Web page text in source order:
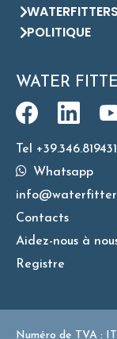
WATERFITTERS
POLITIQUE
WATER
Tel
Whatsapp
Contacts
Aidez-nous à
Registre
Numéro de TVA :